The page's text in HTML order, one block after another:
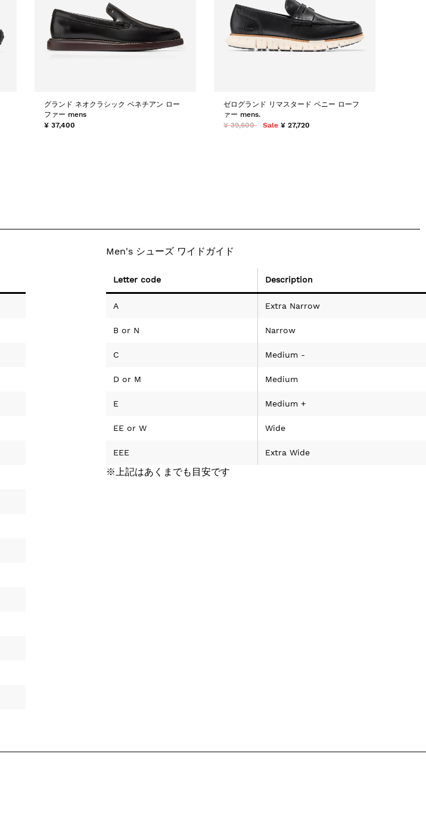
グランド ネオクラシック ベネチアン ロー
ファー mens
¥ 37,400
ゼログランド リマスタード ペニー ローフ
ァー mens.
¥ 39,600
Sale ¥ 27,720
Men's シューズ ワイドガイド
Letter code Description
A Extra Narrow
B or N Narrow
C Medium -
D or M Medium
E Medium +
EE or W Wide
EEE Extra Wide
※上記はあくまでも目安です